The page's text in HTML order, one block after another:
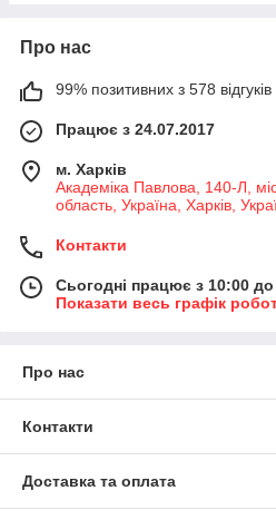
Про нас
99% позитивних з 578 відгуків
Працює з 24.07.2017
м. Харків
Академіка Павлова, 140-Л,
область, Україна, Харків,
Контакти
Сьогодні працює з 10:00
Показати весь графік
Про нас
Контакти
Доставка та оплата